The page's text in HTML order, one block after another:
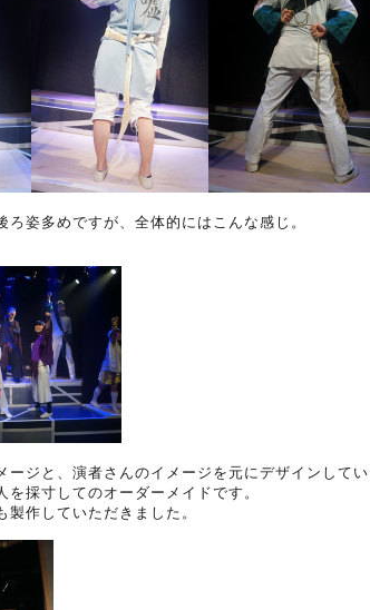
ろ姿多めですが、全体的にはこんな感じ。
ージと、演者さんのイメージを元にデザインして
を採寸してのオーダーメイドです。
製作していただきました。